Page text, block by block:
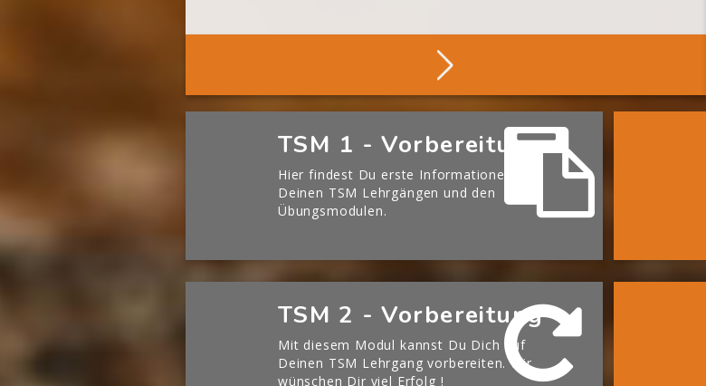
Stöbern
TSM 1 - Vorbereitung
Hier findest Du erste Informationen zu
Deinen TSM Lehrgängen und den
Übungsmodulen.
TSM 2 - Vorbereitung
Mit diesem Modul kannst Du Dich auf
Deinen TSM Lehrgang vorbereiten. Wir
wünschen Dir viel Erfolg !